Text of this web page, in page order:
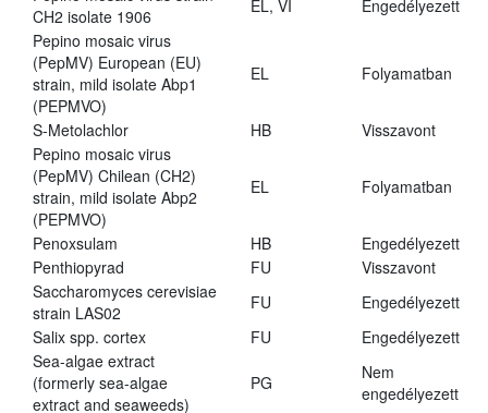
CH2 isolate 1906
EL, VI
Engedélyezett
Pepino mosaic virus
(PepMV) European (EU)
strain, mild isolate Abp1
(PEPMVO)
EL Folyamatban
S-Metolachlor HB
Visszavont
Pepino mosaic virus
(PepMV) Chilean (CH2)
strain, mild isolate Abp2
(PEPMVO)
EL Folyamatban
Penoxsulam HB
Engedélyezett
Penthiopyrad
FU
Visszavont
Saccharomyces cerevisiae
strain LAS02
FU
Engedélyezett
Salix spp. cortex
FU
Engedélyezett
Sea-algae extract
(formerly sea-algae
extract and seaweeds)
PG
Nem
engedélyezett